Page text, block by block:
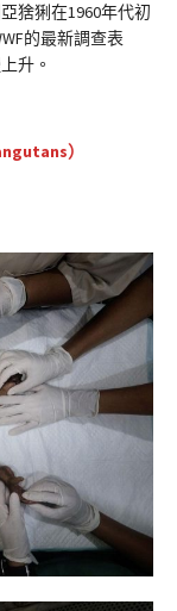
猞猁在1960年代初
的最新調查表
升。
）